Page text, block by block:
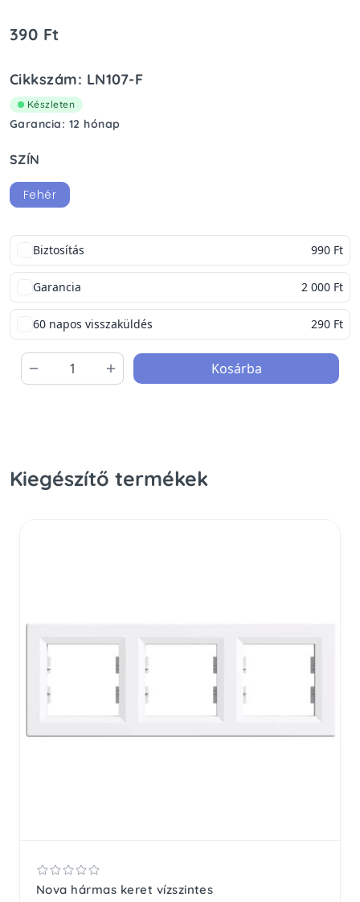
390 Ft
Cikkszám: LN107-F
Készleten
Garancia: 12 hónap
SZÍN
Fehér
Biztosítás 990 Ft
Garancia 2 000 Ft
60 napos visszaküldés 290 Ft
Kosárba
Kiegészítő termékek
Nova hármas keret vízszintes